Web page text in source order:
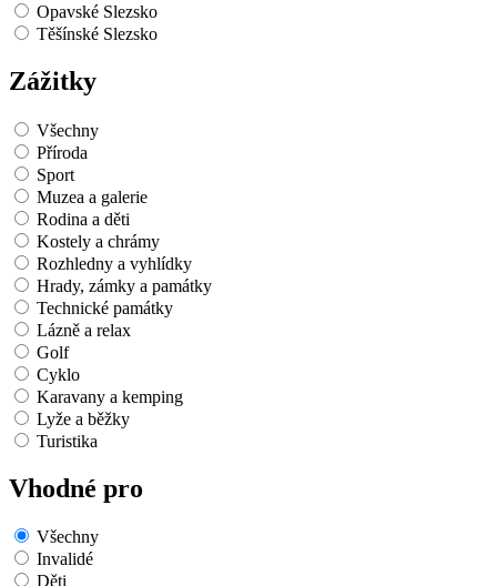
Opavské Slezsko
Těšínské Slezsko
Zážitky
Všechny
Příroda
Sport
Muzea a galerie
Rodina a děti
Kostely a chrámy
Rozhledny a vyhlídky
Hrady, zámky a památky
Technické památky
Lázně a relax
Golf
Cyklo
Karavany a kemping
Lyže a běžky
Turistika
Vhodné pro
Všechny
Invalidé
Děti